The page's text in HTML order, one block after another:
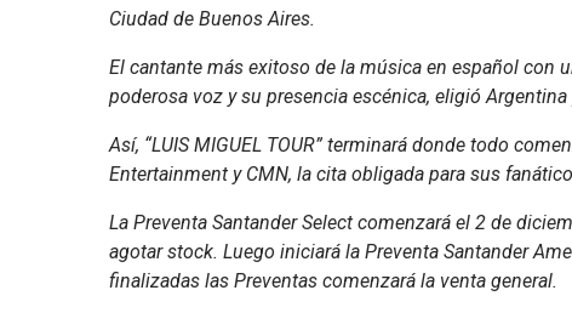
Ciudad de Buenos Aires.
El cantante más exitoso de la música en español con
poderosa voz y su presencia escénica, eligió
Así, “LUIS MIGUEL TOUR” terminará donde todo
Entertainment y CMN, la cita obligada para sus
La Preventa Santander Select comenzará el 2 de
agotar stock. Luego iniciará la Preventa Santander
finalizadas las Preventas comenzará la venta general.